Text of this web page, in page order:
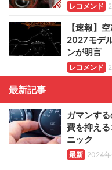
レコメンド
【速報】
2027モデ
ンが明言
レコメンド
最新記事
ガマンす
費を抑え
ニック
最新 2024